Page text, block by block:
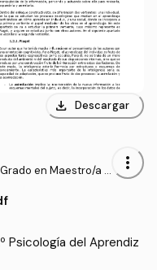
download Descargar
en Maestro/a d
more_vert
Psicología del Aprendiz